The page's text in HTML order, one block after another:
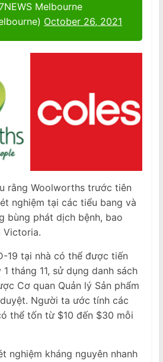
Melbourne
October 26, 2021
rằng Woolworths trước tiên
nghiệm tại các tiểu bang và
bùng phát dịch bệnh, bao
Victoria.
19 tại nhà có thể được tiến
tháng 11, sử dụng danh sách
Cơ quan Quản lý Sản phẩm
Người ta ước tính các
thể tốn từ $10 đến $30 mỗi
nghiệm kháng nguyên nhanh